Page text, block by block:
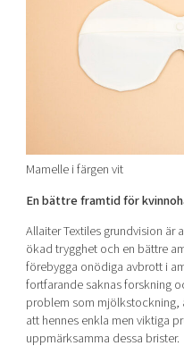
Mamelle i färgen vit
En bättre framtid för
Allaiter Textiles grundvision är
ökad trygghet och en bättre
förebygga onödiga avbrott i
fortfarande saknas forskning
problem som mjölkstockning,
att hennes enkla men viktiga
uppmärksamma dessa brister.